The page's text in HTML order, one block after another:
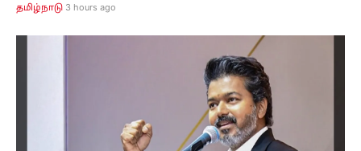
தமிழ்நாடு 3 hours ago